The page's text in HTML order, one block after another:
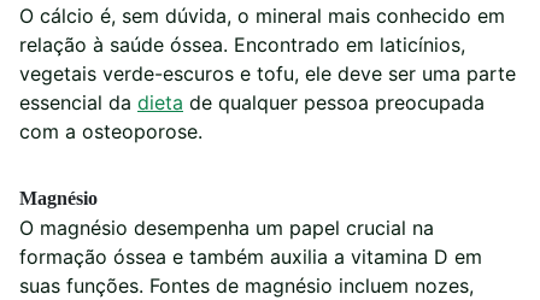
O cálcio é, sem dúvida, o mineral mais conhecido em
relação à saúde óssea. Encontrado em laticínios,
vegetais verde-escuros e tofu, ele deve ser uma parte
essencial da dieta de qualquer pessoa preocupada
com a osteoporose.
Magnésio
O magnésio desempenha um papel crucial na
formação óssea e também auxilia a vitamina D em
suas funções. Fontes de magnésio incluem nozes,